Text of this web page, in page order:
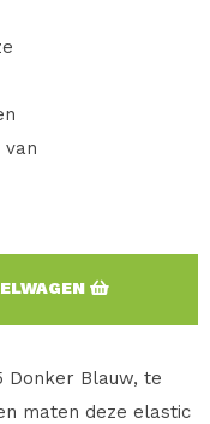
Donker Blauw, te
maten deze elastic